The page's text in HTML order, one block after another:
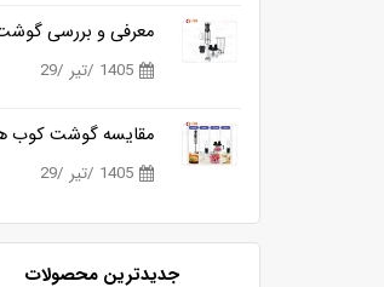
1405 /تیر /29
1405 /تیر /29
جدیدترین محصولات